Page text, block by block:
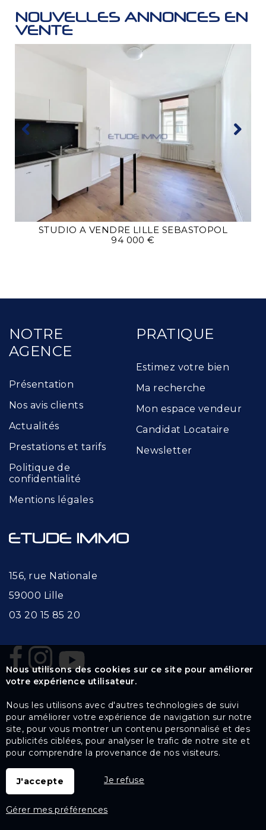
NOUVELLES ANNONCES EN
VENTE
STUDIO A VENDRE LILLE SEBASTOPOL
94 000 €
NOTRE
AGENCE
Présentation
Nos avis clients
Actualités
Prestations et tarifs
Politique de
confidentialité
Mentions légales
PRATIQUE
Estimez votre bien
Ma recherche
Mon espace vendeur
Candidat Locataire
Newsletter
156, rue Nationale
59000 Lille
03 20 15 85 20
Nous utilisons des cookies sur ce site pour améliorer
votre expérience utilisateur.
Nous les utilisons avec d'autres technologies de suivi
pour améliorer votre expérience de navigation sur notre
site, pour vous montrer un contenu personnalisé et des
publicités ciblées, pour analyser le trafic de notre site et
pour comprendre la provenance de nos visiteurs.
J'accepte Je refuse
Gérer mes préférences